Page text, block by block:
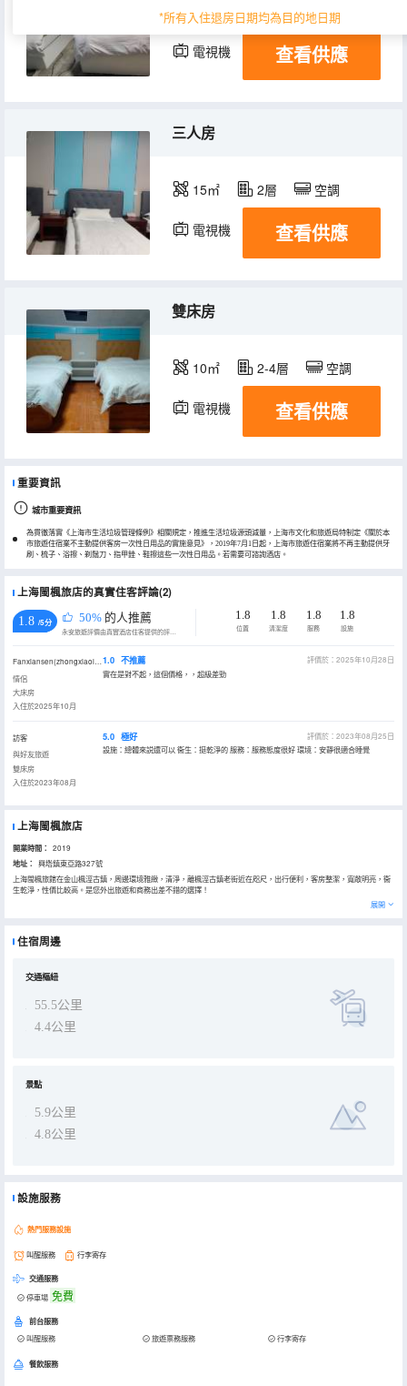
*所有入住退房日期均為目的地日期
20㎡ 3層 空調
電視機 查看供應
三人房
15㎡ 2層 空調
電視機 查看供應
雙床房
10㎡ 2-4層 空調
電視機 查看供應
重要資訊
城市重要資訊
為貫徹落實《上海市生活垃圾管理條例》相關規定，推進生活垃圾源頭減量，上海市文化和旅遊局特制定《關於本
市旅遊住宿業不主動提供客房一次性日用品的實施意見》，2019年7月1日起，上海市旅遊住宿業將不再主動提供牙
刷、梳子、浴擦、剃鬚刀、指甲銼、鞋擦這些一次性日用品。若需要可諮詢酒店。
上海閩楓旅店的真實住客評論(2)
1.8 /5分 50% 的人推薦
永安旅遊評價由真實酒店住客提供的評價。
1.8
位置
1.8
清潔度
1.8
服務
1.8
設施
Fanxiansen(zhongxiaoliyi)
情侶
大床房
入住於2025年10月
1.0 不推薦
評價於：2025年10月28日
實在是對不起，這個價格，，超級差勁
訪客
與好友旅遊
雙床房
入住於2023年08月
5.0 極好
評價於：2023年08月25日
設施：總體來説還可以 衞生：挺乾淨的 服務：服務態度很好 環境：安靜很適合睡覺
上海閩楓旅店
開業時間： 2019
地址：
興塔鎮東亞路327號
上海閩楓旅館在金山楓涇古鎮，周邊環境雅緻，清淨，離楓涇古鎮老街近在咫尺，出行便利，客房整潔，寬敞明亮，衞
生乾淨，性價比較高。是您外出旅遊和商務出差不錯的選擇！
展開
住宿周邊
交通樞紐
55.5公里
4.4公里
景點
5.9公里
4.8公里
設施服務
熱門服務設施
叫醒服務 行李寄存
交通服務
停車場 免費
前台服務
叫醒服務 旅遊票務服務 行李寄存
餐飲服務